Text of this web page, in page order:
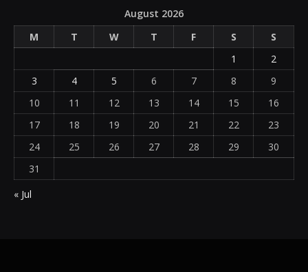
August 2026
M
T W T F S
S
1
2
3
4 5 6 7 8
9
10
11 12 13 14 15
16
17
18 19 20 21 22
23
24
25 26 27 28 29
30
31
« Jul